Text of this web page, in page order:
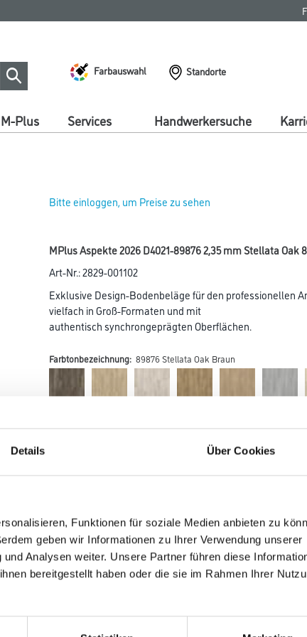
Details Über Cookies
Funktionen für soziale Medien anbieten zu
geben wir Informationen zu Ihrer Verwendung unserer
Analysen weiter. Unsere Partner führen diese
bereitgestellt haben oder die sie im Rahmen Ihrer
Farbauswahl
Standorte
M-Plus Services Handwerkersuche
Bitte einloggen, um Preise zu sehen
MPlus Aspekte 2026 D4021-89876 2,35 mm Stellata Oak
Art-Nr.:2829-001102
Exklusive Design-Bodenbeläge für den professionellen
vielfach in Groß-Formaten und mit
authentisch synchrongeprägten Oberflächen.
Farbtonbezeichnung: 89876 Stellata Oak Braun
Gebinde